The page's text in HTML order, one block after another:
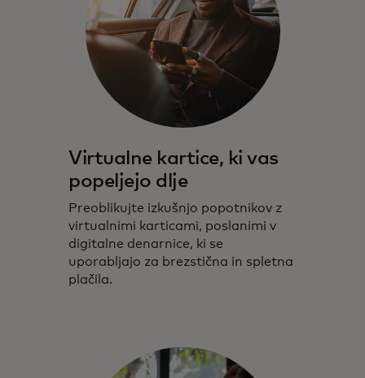
Virtualne kartice, ki vas
popeljejo dlje
Preoblikujte izkušnjo popotnikov z
virtualnimi karticami, poslanimi v
digitalne denarnice, ki se
uporabljajo za brezstična in spletna
plačila.